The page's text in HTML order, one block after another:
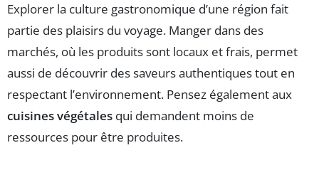
Explorer la culture gastronomique d’une région fait
partie des plaisirs du voyage. Manger dans des
marchés, où les produits sont locaux et frais, permet
aussi de découvrir des saveurs authentiques tout en
respectant l’environnement. Pensez également aux
cuisines végétales qui demandent moins de
ressources pour être produites.